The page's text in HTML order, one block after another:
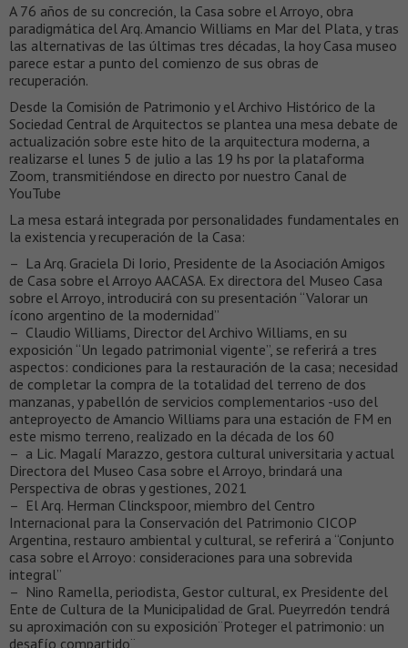
A 76 años de su concreción, la Casa sobre el Arroyo, obra
paradigmática del Arq. Amancio Williams en Mar del Plata, y tras
las alternativas de las últimas tres décadas, la hoy Casa museo
parece estar a punto del comienzo de sus obras de
recuperación.
Desde la Comisión de Patrimonio y el Archivo Histórico de la
Sociedad Central de Arquitectos se plantea una mesa debate de
actualización sobre este hito de la arquitectura moderna, a
realizarse el lunes 5 de julio a las 19 hs por la plataforma
Zoom, transmitiéndose en directo por nuestro Canal de
YouTube
La mesa estará integrada por personalidades fundamentales en
la existencia y recuperación de la Casa:
– La Arq. Graciela Di Iorio, Presidente de la Asociación Amigos
de Casa sobre el Arroyo AACASA. Ex directora del Museo Casa
sobre el Arroyo, introducirá con su presentación “Valorar un
ícono argentino de la modernidad”
– Claudio Williams, Director del Archivo Williams, en su
exposición “Un legado patrimonial vigente”, se referirá a tres
aspectos: condiciones para la restauración de la casa; necesidad
de completar la compra de la totalidad del terreno de dos
manzanas, y pabellón de servicios complementarios -uso del
anteproyecto de Amancio Williams para una estación de FM en
este mismo terreno, realizado en la década de los 60
– a Lic. Magalí Marazzo, gestora cultural universitaria y actual
Directora del Museo Casa sobre el Arroyo, brindará una
Perspectiva de obras y gestiones, 2021
– El Arq. Herman Clinckspoor, miembro del Centro
Internacional para la Conservación del Patrimonio CICOP
Argentina, restauro ambiental y cultural, se referirá a “Conjunto
casa sobre el Arroyo: consideraciones para una sobrevida
integral”
– Nino Ramella, periodista, Gestor cultural, ex Presidente del
Ente de Cultura de la Municipalidad de Gral. Pueyrredón tendrá
su aproximación con su exposición¨Proteger el patrimonio: un
desafío compartido¨